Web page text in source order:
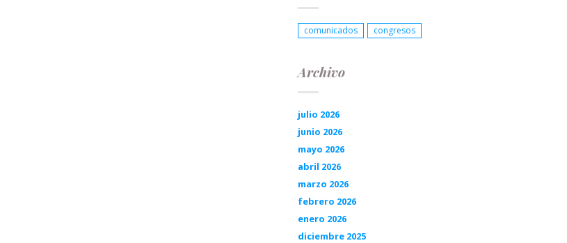
comunicados congresos
Archivo
julio 2026
junio 2026
mayo 2026
abril 2026
marzo 2026
febrero 2026
enero 2026
diciembre 2025